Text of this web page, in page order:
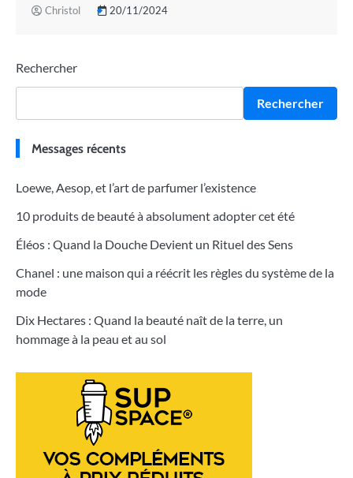
Christol 20/11/2024
Rechercher
Rechercher
Messages récents
Loewe, Aesop, et l’art de parfumer l’existence
10 produits de beauté à absolument adopter cet été
Éléos : Quand la Douche Devient un Rituel des Sens
Chanel : une maison qui a réécrit les règles du système de la
mode
Dix Hectares : Quand la beauté naît de la terre, un
hommage à la peau et au sol